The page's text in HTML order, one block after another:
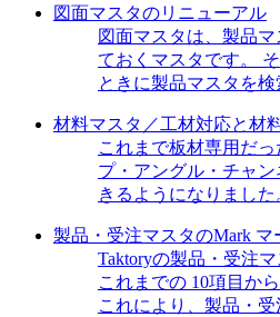
図面マスタのリニューアル
図面マスタは、製品
ておくマスタです。
ときに製品マスタを
材料マスタ／工材対応と材
これまで板材専用だ
プ・アングル・チャ
きるようになりまし
製品・受注マスタのMark マ
Taktoryの製品・受注
これまでの 10項目か
これにより、製品・受